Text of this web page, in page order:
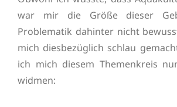
war mir die Größe dieser
Problematik dahinter nicht
mich diesbezüglich schlau
ich mich diesem Themenkreis
widmen: